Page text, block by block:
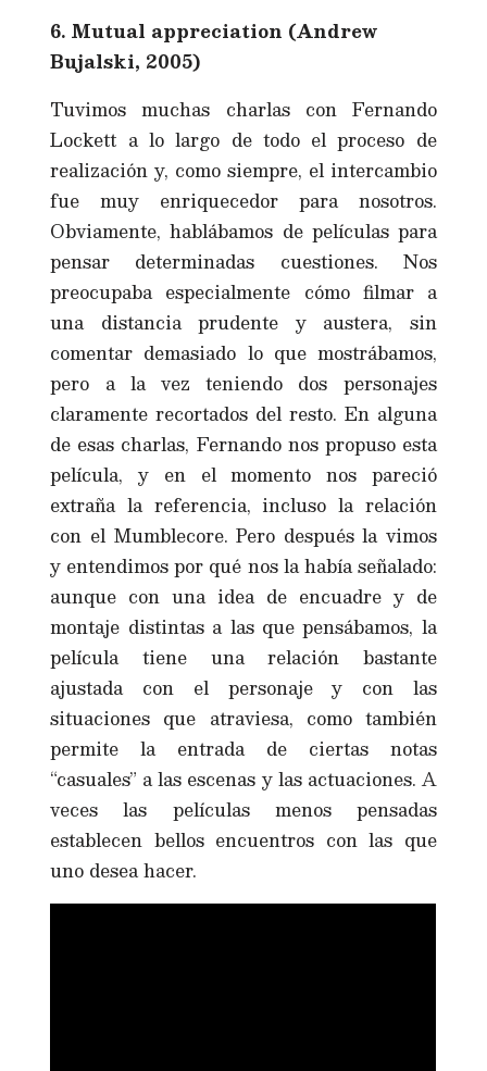
6. Mutual appreciation (Andrew
Bujalski, 2005)
Tuvimos muchas charlas con Fernando
Lockett a lo largo de todo el proceso de
realización y, como siempre, el intercambio
fue muy enriquecedor para nosotros.
Obviamente, hablábamos de películas para
pensar determinadas cuestiones. Nos
preocupaba especialmente cómo filmar a
una distancia prudente y austera, sin
comentar demasiado lo que mostrábamos,
pero a la vez teniendo dos personajes
claramente recortados del resto. En alguna
de esas charlas, Fernando nos propuso esta
película, y en el momento nos pareció
extraña la referencia, incluso la relación
con el Mumblecore. Pero después la vimos
y entendimos por qué nos la había señalado:
aunque con una idea de encuadre y de
montaje distintas a las que pensábamos, la
película tiene una relación bastante
ajustada con el personaje y con las
situaciones que atraviesa, como también
permite la entrada de ciertas notas
“casuales” a las escenas y las actuaciones. A
veces las películas menos pensadas
establecen bellos encuentros con las que
uno desea hacer.